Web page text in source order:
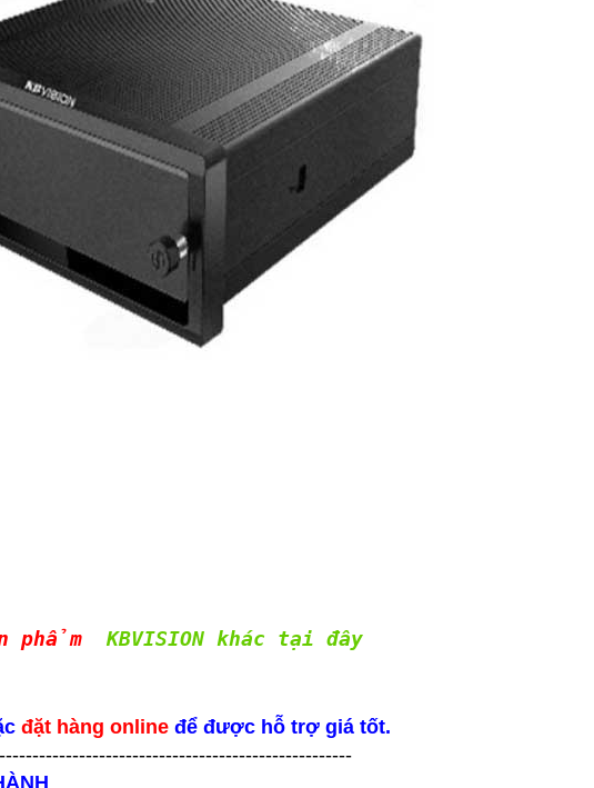
phẩm KBVISION khác tại đây
đặt hàng online để được hỗ trợ giá tốt.